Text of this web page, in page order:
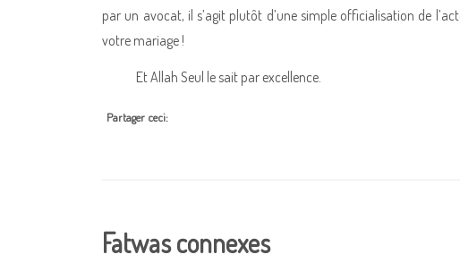
par un avocat, il s’agit plutôt d’une simple officialisation de
votre mariage !
Et Allah Seul le sait par excellence.
Partager ceci:
Fatwas connexes